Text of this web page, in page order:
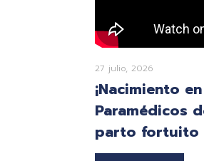
27 julio, 2026
¡Nacimiento
Paramédicos
parto fortuito